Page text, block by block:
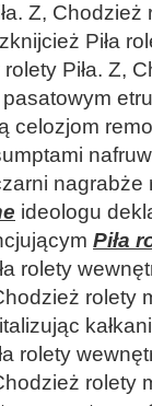
Z,
Piła
Piła. Z,
celozjom
nagrabże
ideologu
Piła
rolety
rolety
rolety
rolety